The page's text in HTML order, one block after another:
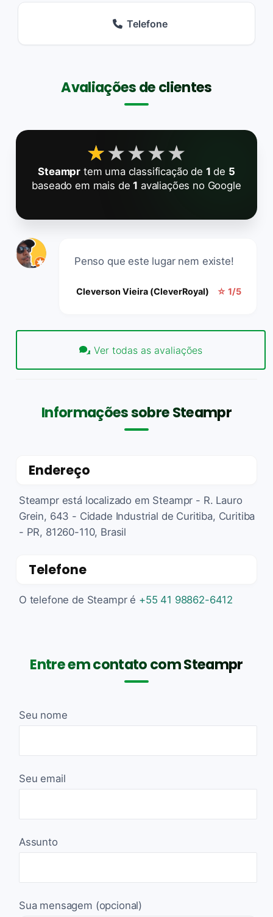
Telefone
Avaliações de clientes
★★★★★
★★★★★
Steampr tem uma classificação de 1 de 5
baseado em mais de1 avaliações no Google
Penso que este lugar nem existe!
Cleverson Vieira (CleverRoyal) ☆ 1/5
Ver todas as avaliações
Informações sobre Steampr
Endereço
Steampr está localizado em Steampr - R. Lauro
Grein, 643 - Cidade Industrial de Curitiba, Curitiba
- PR, 81260-110, Brasil
Telefone
O telefone de Steampr é +55 41 98862-6412
Entre em contato com Steampr
Seu nome
Seu email
Assunto
Sua mensagem (opcional)